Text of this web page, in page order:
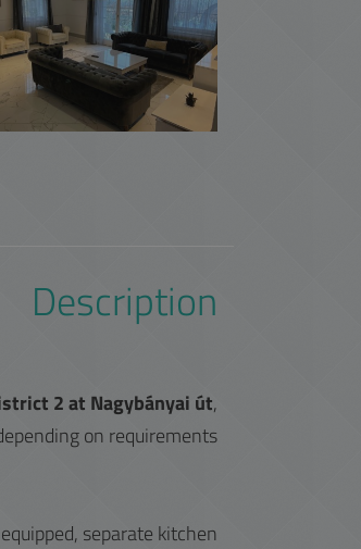
Description
2 at Nagybányai út,
on requirements.
separate kitchen.